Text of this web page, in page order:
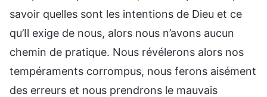
savoir quelles sont les intentions de Dieu et ce
qu’Il exige de nous, alors nous n’avons aucun
chemin de pratique. Nous révélerons alors nos
tempéraments corrompus, nous ferons aisément
des erreurs et nous prendrons le mauvais